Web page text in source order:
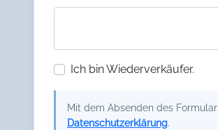
Ich bin Wiederverkäufer.
Mit dem Absenden des
Datenschutzerklärung.